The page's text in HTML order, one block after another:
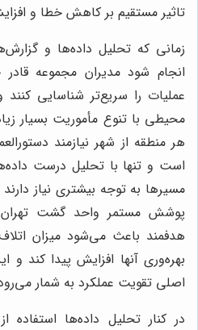
تاثیر مستقیم بر کاهش خطا و
زمانی که تحلیل داده‌ها و
انجام شود مدیران مجموعه قادر
عملیات را سریع‌تر شناسایی
محیطی با تنوع مأموریت بسیار
هر منطقه از شهر نیازمند
است و تنها با تحلیل درست
مسیرها به توجه بیشتری نیاز
پوشش مستمر واحد گشت تهران
هدفمند باعث می‌شود میزان
بهره‌وری آنها افزایش پیدا کند
اصلی تقویت عملکرد به شمار
در کنار تحلیل داده‌ها استفاده